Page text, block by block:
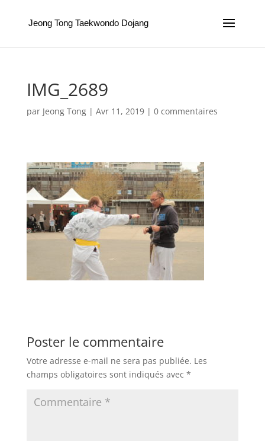
Jeong Tong Taekwondo Dojang
IMG_2689
par Jeong Tong| Avr 11, 2019| 0 commentaires
Poster le commentaire
Votre adresse e-mail ne sera pas publiée. Les
champs obligatoires sont indiqués avec *